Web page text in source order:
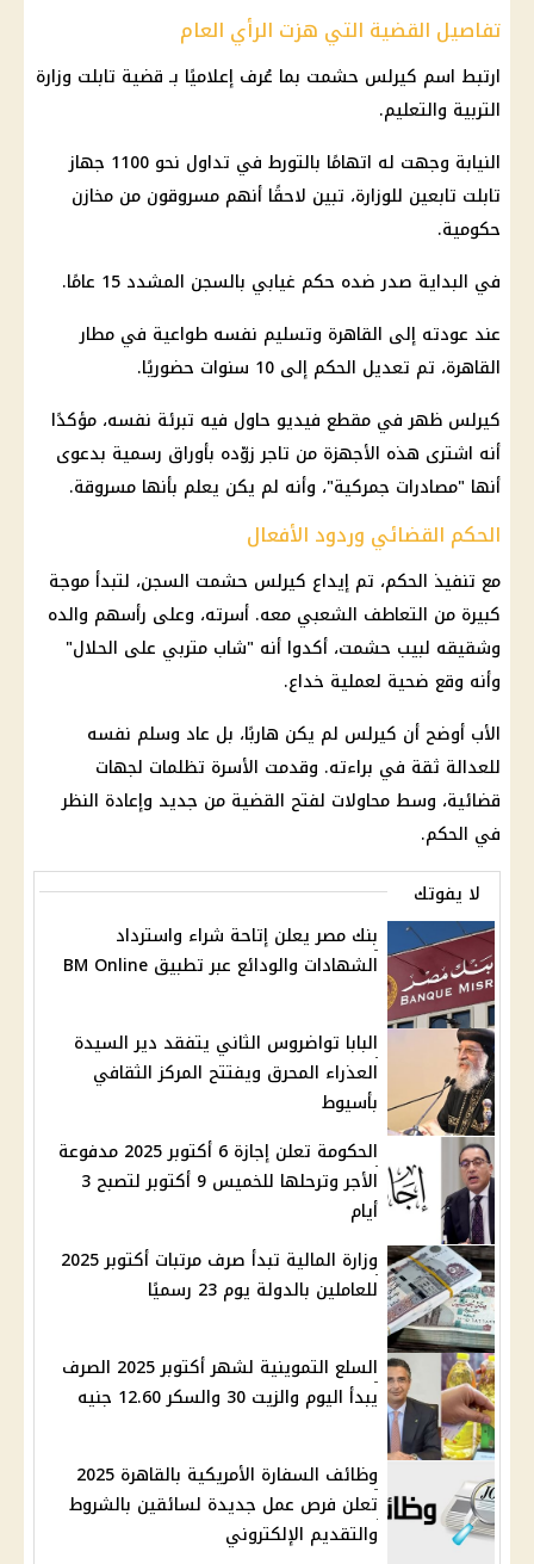
تفاصيل القضية التي هزت الرأي العام
ارتبط اسم كيرلس حشمت بما عُرف إعلاميًا بـ قضية تابلت وزارة
التربية والتعليم.
النيابة وجهت له اتهامًا بالتورط في تداول نحو 1100 جهاز
تابلت تابعين للوزارة، تبين لاحقًا أنهم مسروقون من مخازن
حكومية.
في البداية صدر ضده حكم غيابي بالسجن المشدد 15 عامًا.
عند عودته إلى القاهرة وتسليم نفسه طواعية في مطار
القاهرة، تم تعديل الحكم إلى 10 سنوات حضوريًا.
كيرلس ظهر في مقطع فيديو حاول فيه تبرئة نفسه، مؤكدًا
أنه اشترى هذه الأجهزة من تاجر زوّده بأوراق رسمية بدعوى
أنها "مصادرات جمركية"، وأنه لم يكن يعلم بأنها مسروقة.
الحكم القضائي وردود الأفعال
مع تنفيذ الحكم، تم إيداع كيرلس حشمت السجن، لتبدأ موجة
كبيرة من التعاطف الشعبي معه. أسرته، وعلى رأسهم والده
وشقيقه لبيب حشمت، أكدوا أنه "شاب متربي على الحلال"
وأنه وقع ضحية لعملية خداع.
الأب أوضح أن كيرلس لم يكن هاربًا، بل عاد وسلم نفسه
للعدالة ثقة في براءته. وقدمت الأسرة تظلمات لجهات
قضائية، وسط محاولات لفتح القضية من جديد وإعادة النظر
في الحكم.
لا يفوتك
بنك مصر يعلن إتاحة شراء واسترداد
الشهادات والودائع عبر تطبيق BM Online
البابا تواضروس الثاني يتفقد دير السيدة
العذراء المحرق ويفتتح المركز الثقافي
بأسيوط
الحكومة تعلن إجازة 6 أكتوبر 2025 مدفوعة
الأجر وترحلها للخميس 9 أكتوبر لتصبح 3
أيام
وزارة المالية تبدأ صرف مرتبات أكتوبر 2025
للعاملين بالدولة يوم 23 رسميًا
السلع التموينية لشهر أكتوبر 2025 الصرف
يبدأ اليوم والزيت 30 والسكر 12.60 جنيه
وظائف السفارة الأمريكية بالقاهرة 2025
تعلن فرص عمل جديدة لسائقين بالشروط
والتقديم الإلكتروني